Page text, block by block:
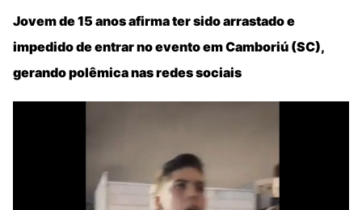
Jovem de 15 anos afirma ter sido arrastado e
impedido de entrar no evento em Camboriú (SC),
gerando polêmica nas redes sociais